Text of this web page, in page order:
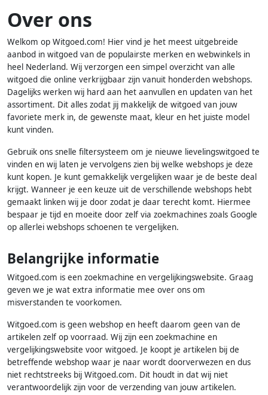
Over ons
Welkom op Witgoed.com! Hier vind je het meest uitgebreide
aanbod in witgoed van de populairste merken en webwinkels in
heel Nederland. Wij verzorgen een simpel overzicht van alle
witgoed die online verkrijgbaar zijn vanuit honderden webshops.
Dagelijks werken wij hard aan het aanvullen en updaten van het
assortiment. Dit alles zodat jij makkelijk de witgoed van jouw
favoriete merk in, de gewenste maat, kleur en het juiste model
kunt vinden.
Gebruik ons snelle filtersysteem om je nieuwe lievelingswitgoed te
vinden en wij laten je vervolgens zien bij welke webshops je deze
kunt kopen. Je kunt gemakkelijk vergelijken waar je de beste deal
krijgt. Wanneer je een keuze uit de verschillende webshops hebt
gemaakt linken wij je door zodat je daar terecht komt. Hiermee
bespaar je tijd en moeite door zelf via zoekmachines zoals Google
op allerlei webshops schoenen te vergelijken.
Belangrijke informatie
Witgoed.com is een zoekmachine en vergelijkingswebsite. Graag
geven we je wat extra informatie mee over ons om
misverstanden te voorkomen.
Witgoed.com is geen webshop en heeft daarom geen van de
artikelen zelf op voorraad. Wij zijn een zoekmachine en
vergelijkingswebsite voor witgoed. Je koopt je artikelen bij de
betreffende webshop waar je naar wordt doorverwezen en dus
niet rechtstreeks bij Witgoed.com. Dit houdt in dat wij niet
verantwoordelijk zijn voor de verzending van jouw artikelen.